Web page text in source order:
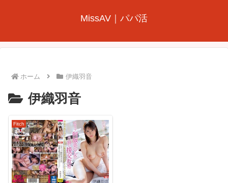
MissAV｜パパ活
ホーム 伊織羽音
伊織羽音
Fitch